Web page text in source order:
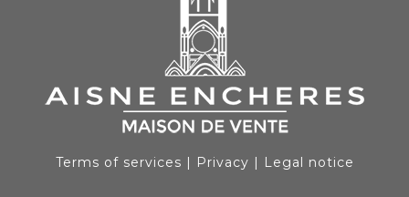
Terms of services Privacy Legal notice